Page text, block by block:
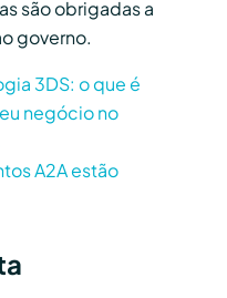
são obrigadas a
governo.
3DS: o que é
negócio no
A2A estão